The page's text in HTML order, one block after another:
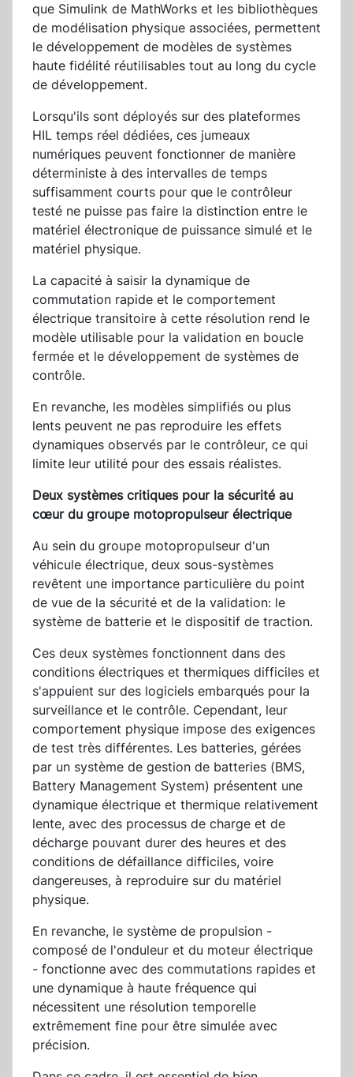
que Simulink de MathWorks et les bibliothèques
de modélisation physique associées, permettent
le développement de modèles de systèmes
haute fidélité réutilisables tout au long du cycle
de développement.
Lorsqu'ils sont déployés sur des plateformes
HIL temps réel dédiées, ces jumeaux
numériques peuvent fonctionner de manière
déterministe à des intervalles de temps
suffisamment courts pour que le contrôleur
testé ne puisse pas faire la distinction entre le
matériel électronique de puissance simulé et le
matériel physique.
La capacité à saisir la dynamique de
commutation rapide et le comportement
électrique transitoire à cette résolution rend le
modèle utilisable pour la validation en boucle
fermée et le développement de systèmes de
contrôle.
En revanche, les modèles simplifiés ou plus
lents peuvent ne pas reproduire les effets
dynamiques observés par le contrôleur, ce qui
limite leur utilité pour des essais réalistes.
Deux systèmes critiques pour la sécurité au
cœur du groupe motopropulseur électrique
Au sein du groupe motopropulseur d'un
véhicule électrique, deux sous-systèmes
revêtent une importance particulière du point
de vue de la sécurité et de la validation: le
système de batterie et le dispositif de traction.
Ces deux systèmes fonctionnent dans des
conditions électriques et thermiques difficiles et
s'appuient sur des logiciels embarqués pour la
surveillance et le contrôle. Cependant, leur
comportement physique impose des exigences
de test très différentes. Les batteries, gérées
par un système de gestion de batteries (BMS,
Battery Management System) présentent une
dynamique électrique et thermique relativement
lente, avec des processus de charge et de
décharge pouvant durer des heures et des
conditions de défaillance difficiles, voire
dangereuses, à reproduire sur du matériel
physique.
En revanche, le système de propulsion -
composé de l'onduleur et du moteur électrique
- fonctionne avec des commutations rapides et
une dynamique à haute fréquence qui
nécessitent une résolution temporelle
extrêmement fine pour être simulée avec
précision.